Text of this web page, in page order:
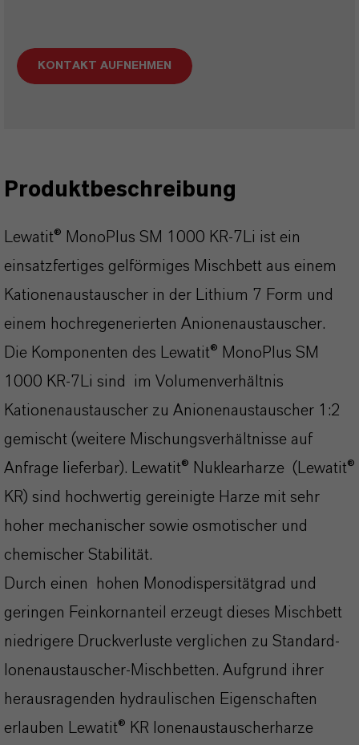
KONTAKT AUFNEHMEN
Produktbeschreibung
Lewatit® MonoPlus SM 1000 KR-7Li ist ein
einsatzfertiges gelförmiges Mischbett aus einem
Kationenaustauscher in der Lithium 7 Form und
einem hochregenerierten Anionenaustauscher.
Die Komponenten des Lewatit® MonoPlus SM
1000 KR-7Li sind im Volumenverhältnis
Kationenaustauscher zu Anionenaustauscher 1:2
gemischt (weitere Mischungsverhältnisse auf
Anfrage lieferbar). Lewatit® Nuklearharze (Lewatit®
KR) sind hochwertig gereinigte Harze mit sehr
hoher mechanischer sowie osmotischer und
chemischer Stabilität.
Durch einen hohen Monodispersitätgrad und
geringen Feinkornanteil erzeugt dieses Mischbett
niedrigere Druckverluste verglichen zu Standard-
Ionenaustauscher-Mischbetten. Aufgrund ihrer
herausragenden hydraulischen Eigenschaften
erlauben Lewatit® KR Ionenaustauscherharze